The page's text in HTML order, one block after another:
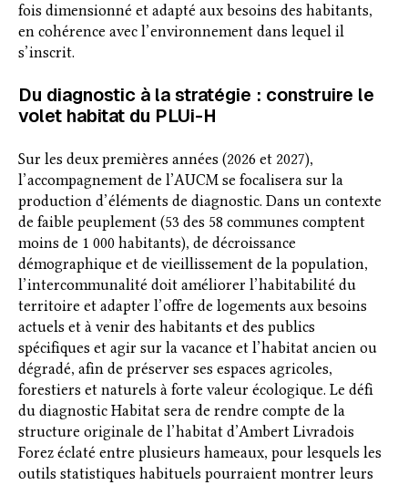
fois dimensionné et adapté aux besoins des habitants,
en cohérence avec l’environnement dans lequel il
s’inscrit.
Du diagnostic à la stratégie : construire le
volet habitat du PLUi-H
Sur les deux premières années (2026 et 2027),
l’accompagnement de l’AUCM se focalisera sur la
production d’éléments de diagnostic. Dans un contexte
de faible peuplement (53 des 58 communes comptent
moins de 1 000 habitants), de décroissance
démographique et de vieillissement de la population,
l’intercommunalité doit améliorer l’habitabilité du
territoire et adapter l’offre de logements aux besoins
actuels et à venir des habitants et des publics
spécifiques et agir sur la vacance et l’habitat ancien ou
dégradé, afin de préserver ses espaces agricoles,
forestiers et naturels à forte valeur écologique. Le défi
du diagnostic Habitat sera de rendre compte de la
structure originale de l’habitat d’Ambert Livradois
Forez éclaté entre plusieurs hameaux, pour lesquels les
outils statistiques habituels pourraient montrer leurs